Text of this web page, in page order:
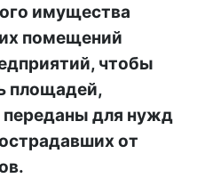
имущества
помещений
чтобы
площадей,
для нужд
от